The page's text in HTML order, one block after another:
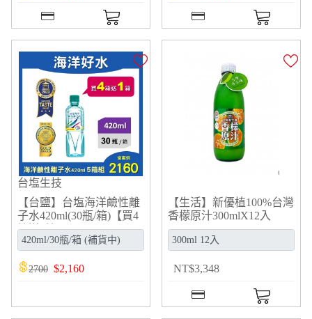
台塩生技
【台鹽】台塩海洋鹼性離
子水420ml(30瓶/箱)【買4
箱送1箱】
2700 $2,160
【生活】新優植100%台灣
香檬原汁300mlX12入
NT$3,348